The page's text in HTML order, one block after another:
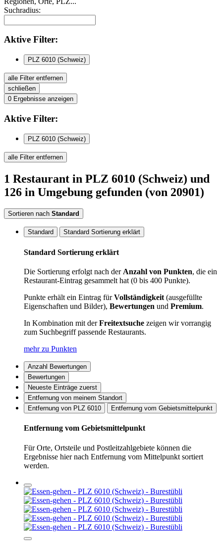
Suchradius:
Aktive Filter:
PLZ 6010 (Schweiz)
alle Filter entfernen
schließen
0 Ergebnisse anzeigen
Aktive Filter:
PLZ 6010 (Schweiz)
alle Filter entfernen
1 Restaurant in PLZ 6010 (Schweiz) und
126 in Umgebung gefunden (von 20901)
Sortieren nach Standard
Standard Standard Sortierung erklärt
Standard Sortierung erklärt
Die Sortierung erfolgt nach der Anzahl von Punkten, die ein
Restaurant-Eintrag gesammelt hat (0 bis 400 Punkte).
Punkte erhält ein Eintrag fürVollständigkeit (ausgefüllte
Eigenschaften und Bilder), Bewertungen und Premium.
In Kombination mit derFreitextsuche zeigen wir vorrangig
zum Suchbegriff passende Restaurants.
mehr zu Punkten
Anzahl Bewertungen
Bewertungen
Neueste Einträge zuerst
Entfernung von meinem Standort
Entfernung von PLZ 6010
Entfernung vom Gebietsmittelpunkt
Entfernung vom Gebietsmittelpunkt
Für Orte, Ortsteile und Postleitzahlgebiete können die
Ergebnisse hier nach Entfernung vom Mittelpunkt sortiert
werden.